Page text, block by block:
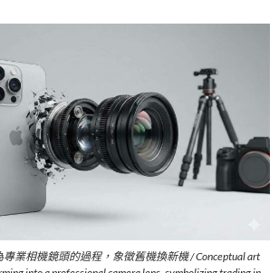
專業相機鏡頭的過程，象徵舊機換新機 / Conceptual art